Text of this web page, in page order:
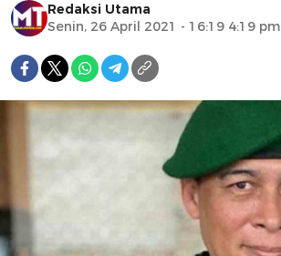
Redaksi Utama
Senin, 26 April 2021 - 16:19 4:19 pm